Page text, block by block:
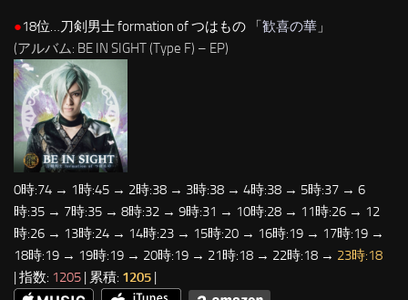
●18位…刀剣男士 formation of つはもの 「歓喜の華 」
(アルバム: BE IN SIGHT (Type F) – EP)
0時:74 → 1時:45 → 2時:38 → 3時:38 → 4時:38 → 5時:37 → 6
時:35 → 7時:35 → 8時:32 → 9時:31 → 10時:28 → 11時:26 → 12
時:26 → 13時:24 → 14時:23 → 15時:20 → 16時:19 → 17時:19 →
18時:19 → 19時:19 → 20時:19 → 21時:18 → 22時:18 → 23時:18
| 指数: 1205 | 累積: 1205 |